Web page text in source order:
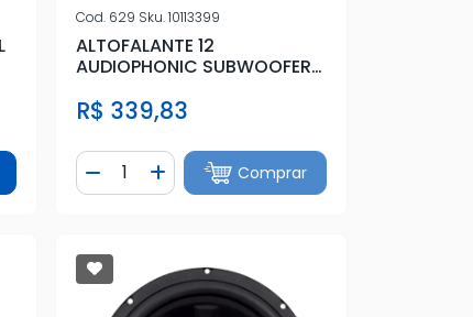
Cod.629 Sku.10113399
ALTOFALANTE 12
AUDIOPHONIC SUBWOOFER
R$ 339,83
Diminuir Quantidade
Quantidade
Adicionar Quantidade
Comprar